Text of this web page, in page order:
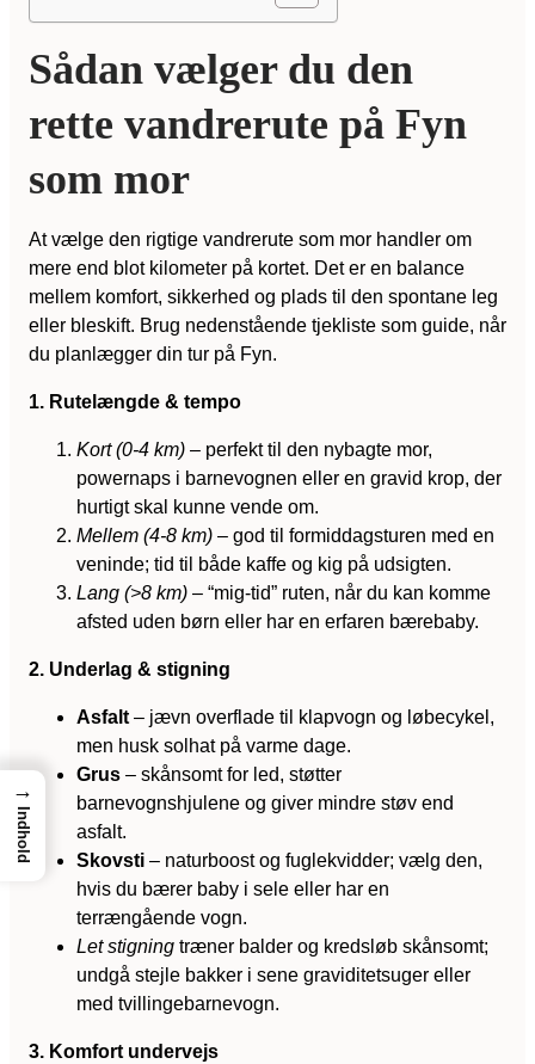
Sådan vælger du den
rette vandrerute på Fyn
som mor
At vælge den rigtige vandrerute som mor handler om
mere end blot kilometer på kortet. Det er en balance
mellem komfort, sikkerhed og plads til den spontane leg
eller bleskift. Brug nedenstående tjekliste som guide, når
du planlægger din tur på Fyn.
1. Rutelængde & tempo
Kort (0-4 km) – perfekt til den nybagte mor,
powernaps i barnevognen eller en gravid krop, der
hurtigt skal kunne vende om.
Mellem (4-8 km) – god til formiddagsturen med en
veninde; tid til både kaffe og kig på udsigten.
Lang (>8 km) – “mig-tid” ruten, når du kan komme
afsted uden børn eller har en erfaren bærebaby.
2. Underlag & stigning
Asfalt– jævn overflade til klapvogn og løbecykel,
men husk solhat på varme dage.
Grus – skånsomt for led, støtter
barnevognshjulene og giver mindre støv end
asfalt.
Skovsti – naturboost og fuglekvidder; vælg den,
hvis du bærer baby i sele eller har en
terrængående vogn.
Let stigning træner balder og kredsløb skånsomt;
undgå stejle bakker i sene graviditetsuger eller
med tvillingebarnevogn.
3. Komfort undervejs
→
Indhold